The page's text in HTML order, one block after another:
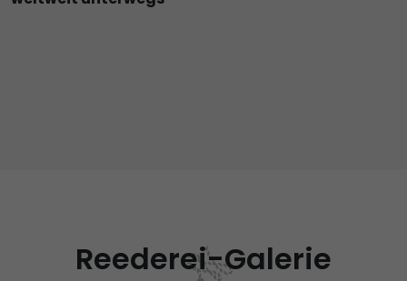
Reederei-Galerie